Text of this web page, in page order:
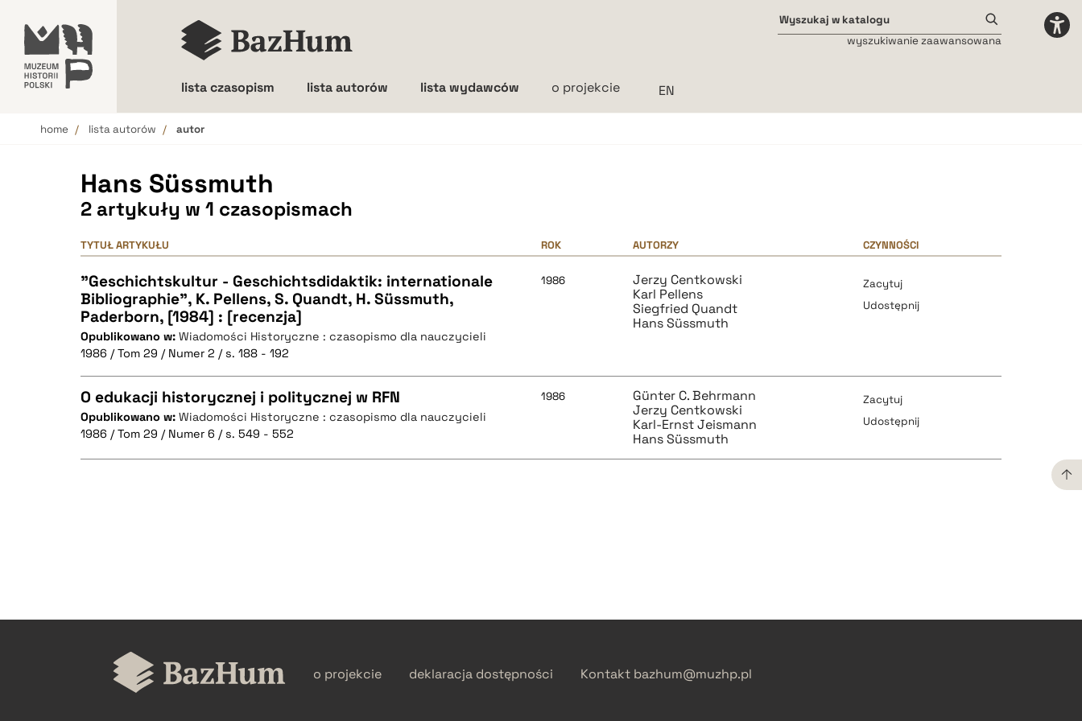
lista czasopism lista autorów lista wydawców o projekcie
wyszukiwanie zaawansowana
home lista autorów autor
Hans Süssmuth
2 artykuły w 1 czasopismach
TYTUŁ ARTYKUŁU ROK AUTORZY CZYNNOŚCI
"Geschichtskultur - Geschichtsdidaktik: internationale
Bibliographie", K. Pellens, S. Quandt, H. Süssmuth,
Paderborn, [1984] : [recenzja]
Opublikowano w: Wiadomości Historyczne : czasopismo dla nauczycieli
1986 / Tom 29 / Numer 2 / s. 188 - 192
1986
Jerzy Centkowski
Karl Pellens
Siegfried Quandt
Hans Süssmuth
Zacytuj
Udostępnij
CZYSTY TEKST
O edukacji historycznej i politycznej w RFN
Opublikowano w: Wiadomości Historyczne : czasopismo dla nauczycieli
1986 / Tom 29 / Numer 6 / s. 549 - 552
1986
Günter C. Behrmann
Jerzy Centkowski
Karl-Ernst Jeismann
Hans Süssmuth
Zacytuj
Udostępnij
o projekcie deklaracja dostępności Kontakt bazhum@muzhp.pl